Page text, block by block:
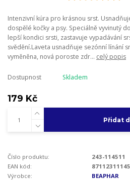
Intenzivní kúra pro krásnou srst.
dospělé kočky a psy. Speciálně vyvinutý
lepší kondici srsti, zastavuje vypadávání
svědění.Laveta usnadňuje sezónní línání
vyměněna, nová poroste zdr... celý popis
Dostupnost Skladem
179 Kč
Přidat
Číslo produktu:
243-114511
EAN kód:
Výrobce:
BEAPHAR